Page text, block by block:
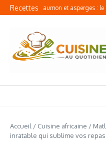
Aller au contenu
Recettes
Quiche au saumon et asperges : le
Accueil / Cuisine africaine /
inratable qui sublime vos repas